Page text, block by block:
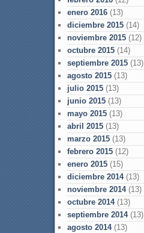
enero 2016(13)
diciembre 2015(14)
noviembre 2015(12)
octubre 2015(14)
septiembre 2015(13)
agosto 2015(13)
julio 2015(13)
junio 2015(13)
mayo 2015(13)
abril 2015(13)
marzo 2015(13)
febrero 2015(12)
enero 2015(15)
diciembre 2014(13)
noviembre 2014(13)
octubre 2014(13)
septiembre 2014(13)
agosto 2014(13)